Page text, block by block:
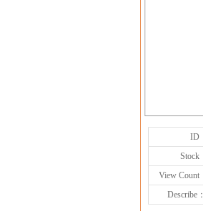
ID
Stock
View Count
Describe：